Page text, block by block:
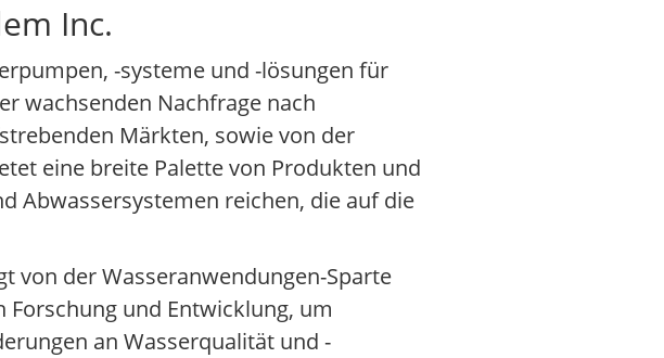
Inc.
-systeme und -lösungen für
wachsenden Nachfrage nach
Märkten, sowie von der
eine breite Palette von Produkten und
Abwassersystemen reichen, die auf die
von der Wasseranwendungen-Sparte
und Entwicklung, um
an Wasserqualität und -